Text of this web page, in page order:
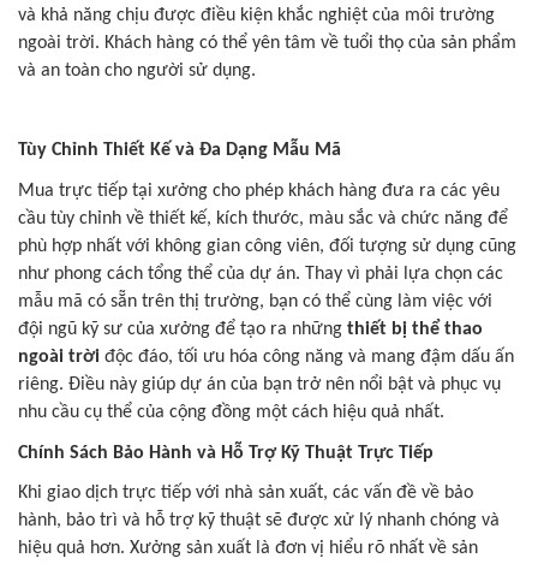
và khả năng chịu được điều kiện khắc nghiệt của môi trường
ngoài trời. Khách hàng có thể yên tâm về tuổi thọ của sản phẩm
và an toàn cho người sử dụng.
Tùy Chỉnh Thiết Kế và Đa Dạng Mẫu Mã
Mua trực tiếp tại xưởng cho phép khách hàng đưa ra các yêu
cầu tùy chỉnh về thiết kế, kích thước, màu sắc và chức năng để
phù hợp nhất với không gian công viên, đối tượng sử dụng cũng
như phong cách tổng thể của dự án. Thay vì phải lựa chọn các
mẫu mã có sẵn trên thị trường, bạn có thể cùng làm việc với
đội ngũ kỹ sư của xưởng để tạo ra những thiết bị thể thao
ngoài trời độc đáo, tối ưu hóa công năng và mang đậm dấu ấn
riêng. Điều này giúp dự án của bạn trở nên nổi bật và phục vụ
nhu cầu cụ thể của cộng đồng một cách hiệu quả nhất.
Chính Sách Bảo Hành và Hỗ Trợ Kỹ Thuật Trực Tiếp
Khi giao dịch trực tiếp với nhà sản xuất, các vấn đề về bảo
hành, bảo trì và hỗ trợ kỹ thuật sẽ được xử lý nhanh chóng và
hiệu quả hơn. Xưởng sản xuất là đơn vị hiểu rõ nhất về sản